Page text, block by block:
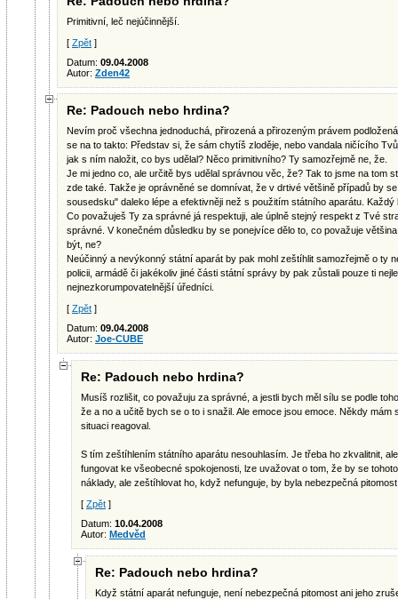
Primitivní, leč nejúčinnější.
[ Zpět ]
Datum: 09.04.2008
Autor: Zden42
Re: Padouch nebo hrdina?
Nevím proč všechna jednoduchá, přirozená a přirozeným právem
se na to takto: Představ si, že sám chytíš zloděje, nebo vandala ničícího
jak s ním naložit, co bys udělal? Něco primitivního? Ty samozřejmě ne, že.
Je mi jedno co, ale určitě bys udělal správnou věc, že? Tak to jsme na tom
zde také. Takže je oprávněné se domnívat, že v drtivé většině případů by
sousedsku" daleko lépe a efektivněji než s použitím státního aparátu.
Co považuješ Ty za správné já respektuji, ale úplně stejný respekt z Tvé
správné. V konečném důsledku by se ponejvíce dělo to, co považuje
být, ne?
Neúčinný a nevýkonný státní aparát by pak mohl zeštíhlit samozřejmě o ty
policii, armádě či jakékoliv jiné části státní správy by pak zůstali pouze ti
nejnezkorumpovatelnější úředníci.
[ Zpět ]
Datum: 09.04.2008
Autor: Joe-CUBE
Re: Padouch nebo hrdina?
Musíš rozlišit, co považuju za správné, a jestli bych měl sílu se podle
že a no a učitě bych se o to i snažil. Ale emoce jsou emoce. Někdy
situaci reagoval.
S tím zeštíhlením státního aparátu nesouhlasím. Je třeba ho zkvalitnit,
fungovat ke všeobecné spokojenosti, lze uvažovat o tom, že by se
náklady, ale zeštíhlovat ho, když nefunguje, by byla nebezpečná
[ Zpět ]
Datum: 10.04.2008
Autor: Medvěd
Re: Padouch nebo hrdina?
Když státní aparát nefunguje, není nebezpečná pitomost ani jeho